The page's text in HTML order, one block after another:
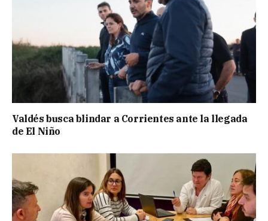
Valdés busca blindar a Corrientes ante la llegada
de El Niño